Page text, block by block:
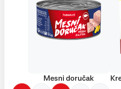
Mesni doručak